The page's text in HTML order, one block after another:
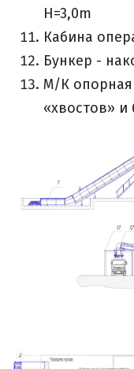
Кабина
Бункер -
М/К опорная
«хвостов»